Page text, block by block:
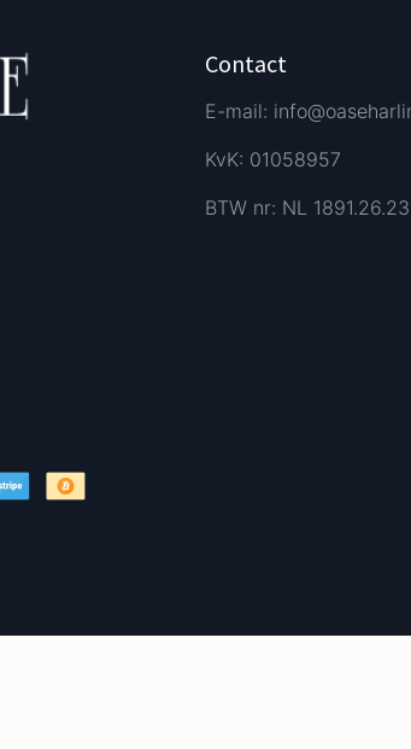
Contact
E-mail:
KvK: 01058957
BTW nr: NL